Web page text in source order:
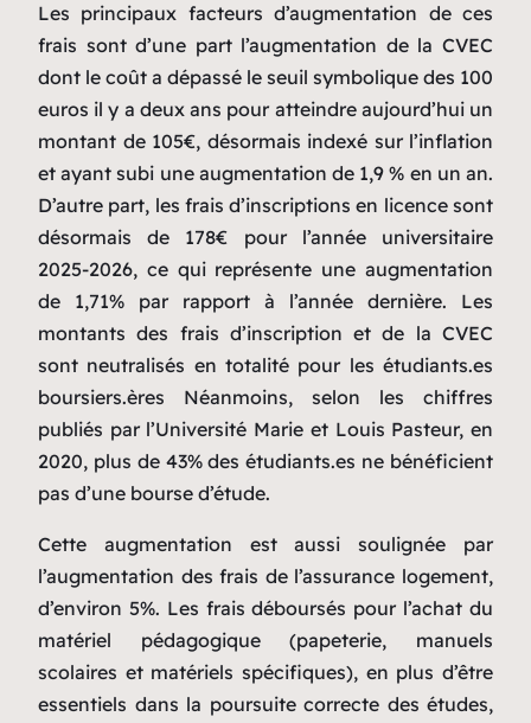
Les principaux facteurs d’augmentation de ces
frais sont d’une part l’augmentation de la CVEC
dont le coût a dépassé le seuil symbolique des 100
euros il y a deux ans pour atteindre aujourd’hui un
montant de 105€, désormais indexé sur l’inflation
et ayant subi une augmentation de 1,9 % en un an.
D’autre part, les frais d’inscriptions en licence sont
désormais de 178€ pour l’année universitaire
2025-2026, ce qui représente une augmentation
de 1,71% par rapport à l’année dernière. Les
montants des frais d’inscription et de la CVEC
sont neutralisés en totalité pour les étudiants.es
boursiers.ères Néanmoins, selon les chiffres
publiés par l’Université Marie et Louis Pasteur, en
2020, plus de 43% des étudiants.es ne bénéficient
pas d’une bourse d’étude.
Cette augmentation est aussi soulignée par
l’augmentation des frais de l’assurance logement,
d’environ 5%. Les frais déboursés pour l’achat du
matériel pédagogique (papeterie, manuels
scolaires et matériels spécifiques), en plus d’être
essentiels dans la poursuite correcte des études,